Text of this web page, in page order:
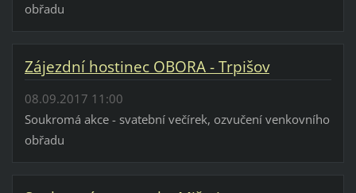
obřadu
Zájezdní hostinec OBORA - Trpišov
08.09.2017 11:00
Soukromá akce - svatební večírek, ozvučení venkovního
obřadu